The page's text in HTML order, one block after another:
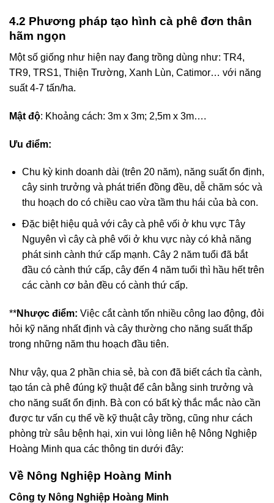
4.2 Phương pháp tạo hình cà phê đơn thân
hãm ngọn
Một số giống như hiện nay đang trồng dùng như: TR4,
TR9, TRS1, Thiện Trường, Xanh Lùn, Catimor… với năng
suất 4-7 tấn/ha.
Mật độ: Khoảng cách: 3m x 3m; 2,5m x 3m….
Ưu điểm:
Chu kỳ kinh doanh dài (trên 20 năm), năng suất ổn định,
cây sinh trưởng và phát triển đồng đều, dễ chăm sóc và
thu hoạch do có chiều cao vừa tầm thu hái của bà con.
Đặc biệt hiệu quả với cây cà phê vối ở khu vực Tây
Nguyên vì cây cà phê vối ở khu vực này có khả năng
phát sinh cành thứ cấp mạnh. Cây 2 năm tuổi đã bắt
đầu có cành thứ cấp, cây đến 4 năm tuổi thì hầu hết trên
các cành cơ bản đều có cành thứ cấp.
**Nhược điểm: Việc cắt cành tốn nhiều công lao động, đỏi
hỏi kỹ năng nhất định và cây thường cho năng suất thấp
trong những năm thu hoạch đầu tiên.
Như vậy, qua 2 phần chia sẻ, bà con đã biết cách tỉa cành,
tạo tán cà phê đúng kỹ thuật để cân bằng sinh trưởng và
cho năng suất ổn định. Bà con có bất kỳ thắc mắc nào cần
được tư vấn cụ thể về kỹ thuật cây trồng, cũng như cách
phòng trừ sâu bệnh hại, xin vui lòng liên hệ Nông Nghiệp
Hoàng Minh qua các thông tin dưới đây:
Về Nông Nghiệp Hoàng Minh
Công ty Nông Nghiệp Hoàng Minh